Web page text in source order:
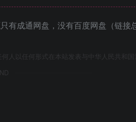
有成通网盘，没有百度网盘（链接
人以任何形式在本站发表与中华人民共和国